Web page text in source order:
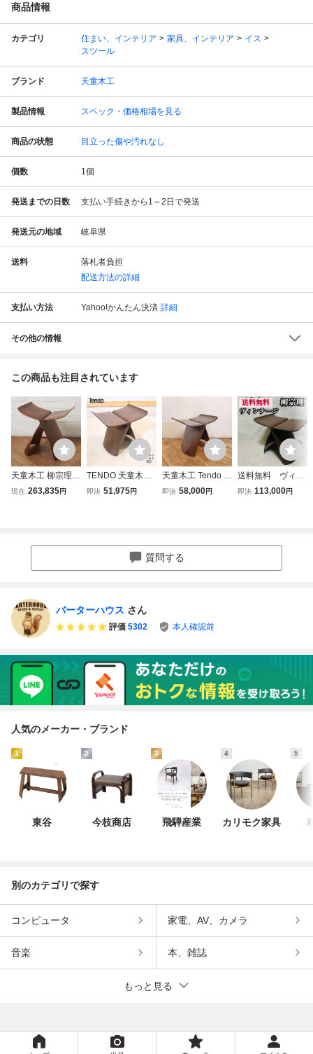
商品情報
カテゴリ 住まい、インテリア 家具、インテリア
イス
スツール
ブランド 天童木工
製品情報 スペック・価格相場を見る
商品の状態 目立った傷や汚れなし
個数 1個
発送までの日数 支払い手続きから1～2日で発送
発送元の地域 岐阜県
送料
落札者負担
配送方法の詳細
支払い方法 Yahoo!かんたん決済 詳細
その他の情報
この商品も注目されています
天童木工 柳宗理
ヴィンテージ バタ
現在 263,835円
TENDO 天童木工
ウォールナット バ
イドチェア コンパ
クト GG529
即決 51,975円
天童木工 Tendo 柳
宗理 バタフライス
イン賞 ロングライ
フデザイン賞
即決 58,000円
送料無料
送料無料 ヴィン
テージ 天童木工
即決 113,000円
質問する
バーターハウス さん
評価 5302 本人確認前
人気のメーカー・ブランド
1
東谷
2
今枝商店
3
飛騨産業
4
カリモク家具
5
別のカテゴリで探す
コンピュータ 家電、AV、カメラ
音楽 本、雑誌
もっと見る